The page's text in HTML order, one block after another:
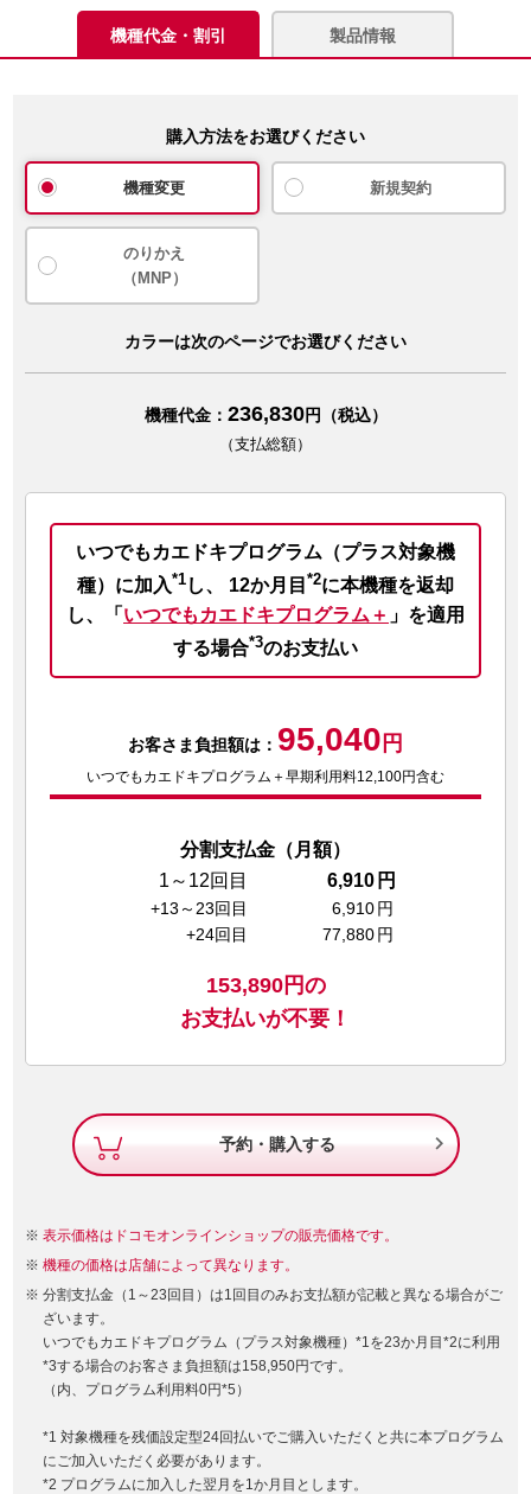
機種代金・割引 製品情報
購入方法をお選びください
機種変更 新規契約
のりかえ
（MNP）
カラーは次のページでお選びください
機種代金： 236,830円（税込）
（支払総額）
いつでもカエドキプログラム（プラス対象機
種）に加入*1 し、 12か月目 *2に本機種を返却
し、
「 いつでもカエドキプログラム＋ 」を適用
する場合*3のお支払い
お客さま負担額は： 95,040 円
いつでもカエドキプログラム＋早期利用料12,100円含む
分割支払金（月額）
1～12回目
6,910 円
+13～23回目 6,910 円
+24回目
77,880 円
153,890円の
お支払いが不要！
予約・購入する 
表示価格はドコモオンラインショップの販売価格です。
機種の価格は店舗によって異なります。
分割支払金（1～23回目）は1回目のみお支払額が記載と異なる場合がご
ざいます。
いつでもカエドキプログラム（プラス対象機種）*1を23か月目*2に利用
*3する場合のお客さま負担額は158,950円です。
（内、プログラム利用料0円*5）
*1 対象機種を残価設定型24回払いでご購入いただくと共に本プログラム
にご加入いただく必要があります。
*2 プログラムに加入した翌月を1か月目とします。